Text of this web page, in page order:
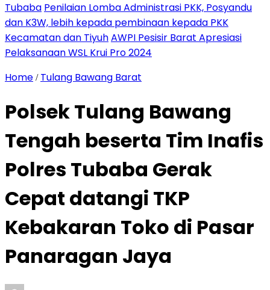
Tubaba Penilaian Lomba Administrasi PKK, Posyandu
dan K3W, lebih kepada pembinaan kepada PKK
Kecamatan dan TiyuhAWPI Pesisir Barat Apresiasi
Pelaksanaan WSL Krui Pro 2024
Home / Tulang Bawang Barat
Polsek Tulang Bawang
Tengah beserta Tim Inafis
Polres Tubaba Gerak
Cepat datangi TKP
Kebakaran Toko di Pasar
Panaragan Jaya